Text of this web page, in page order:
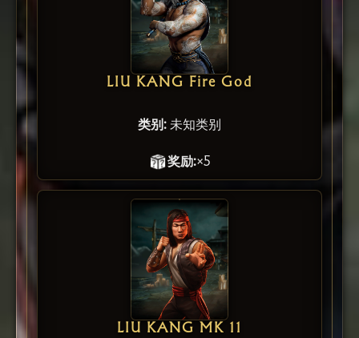
LIU KANG Fire God
类别: 未知类别
奖励:×5
LIU KANG MK 11